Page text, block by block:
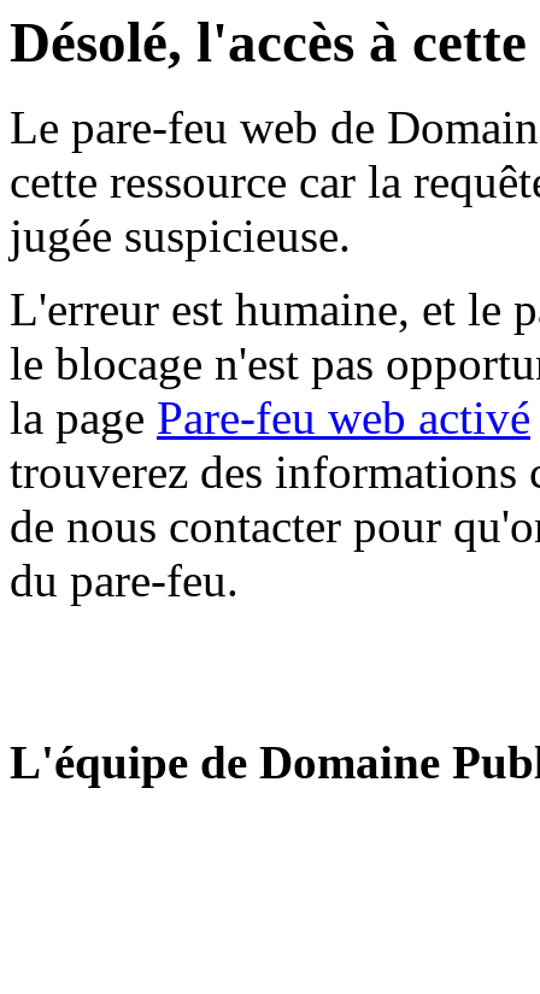
Désolé, l'accès à
Le pare-feu web de
cette ressource car la
jugée suspicieuse.
L'erreur est humaine, et le
le blocage n'est pas
la page Pare-feu web activé
trouverez des informations
de nous contacter pour
du pare-feu.
L'équipe de Domaine